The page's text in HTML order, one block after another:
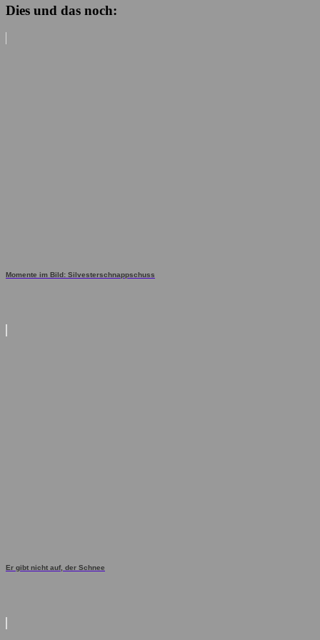
Dies und das noch:
Momente im Bild: Silvesterschnappschuss
Er gibt nicht auf, der Schnee